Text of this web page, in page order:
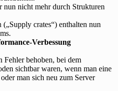
nun nicht mehr durch Strukturen
crates“) enthalten nun
Verbessung
behoben, bei dem
sichtbar waren, wenn man eine
man sich neu zum Server